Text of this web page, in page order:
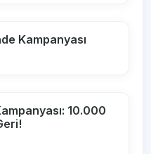
Kampanyası
10.000